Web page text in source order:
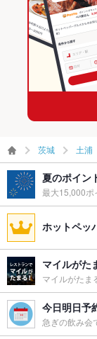
茨城 土浦
夏のポイン
最大15,000ポ
ホットペッ
マイルがた
マイルがたま
今日明日予
急ぎの飲み会